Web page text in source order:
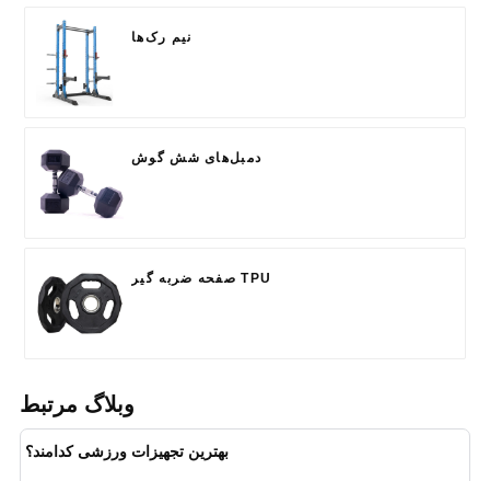
نیم رک‌ها
دمبل‌های شش گوش
صفحه ضربه گیر TPU
وبلاگ مرتبط
بهترین تجهیزات ورزشی کدامند؟